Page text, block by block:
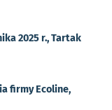
2025 r., Tartak
firmy Ecoline,